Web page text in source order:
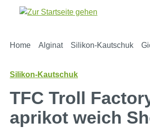
Hauptinhalt springen
Zur Suche springen
Zur Hauptnavigation springen
Home Alginat Silikon-Kautschuk
Silikon-Kautschuk
TFC Troll
aprikot weich